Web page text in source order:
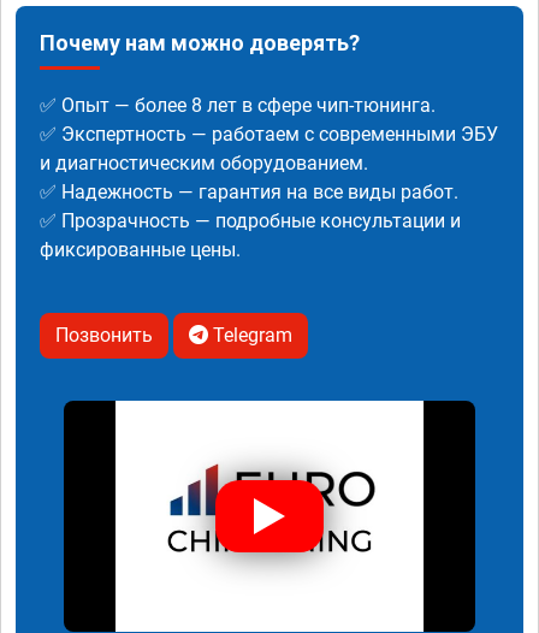
Почему нам можно доверять?
✅ Опыт — более 8 лет в сфере чип-тюнинга.
✅ Экспертность — работаем с современными ЭБУ
и диагностическим оборудованием.
✅ Надежность — гарантия на все виды работ.
✅ Прозрачность — подробные консультации и
фиксированные цены.
Позвонить Telegram